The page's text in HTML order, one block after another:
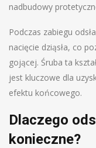
nadbudowy
Podczas zabiegu
nacięcie dziąsła, co
gojącej. Śruba ta
jest kluczowe dla
efektu końcowego.
Dlaczego
konieczne?